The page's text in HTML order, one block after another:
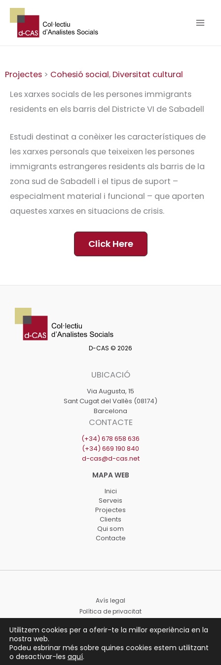
Vés
contingut
Projectes > Cohesió social, Diversitat cultural
Les xarxes socials de les persones immigrants
residents en els barris del Districte VI de Sabadell
Estudi destinat a conèixer les característiques de
les xarxes personals que teixeixen les persones
immigrants estrangeres residents als barris de la
zona sud de Sabadell i el tipus de suport –
especialment material i funcional – que aporten
aquestes xarxes en situacions de crisis.
Click Here
D-CAS © 2026
UBICACIÓ
Via Augusta, 15
Sant Cugat del Vallès (08174)
Barcelona
CONTACTE
(+34) 678 658 636
(+34) 669 190 840
d-cas@d-cas.net
Inici
Serveis
Projectes
Clients
Qui som
Contacte
Avís legal
Política de privacitat
Utilitzem cookies per a oferir-te la millor experiència en la
nostra web.
Podeu esbrinar més sobre quines cookies estem utilitzant
o desactivar-les aquí.